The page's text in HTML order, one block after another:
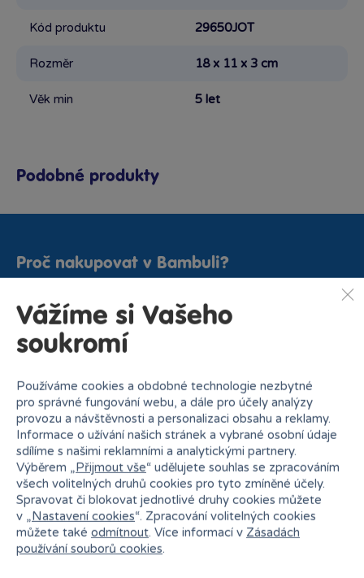
Kód produktu 29650JOT
Rozměr 18 x 11 x 3 cm
Věk min 5 let
Podobné produkty
Proč nakupovat v Bambuli?
Nejširší sortiment na
trhu
27 kamenných prodejen
Doprava zdarma od
Vážíme si Vašeho
soukromí
Používáme cookies a obdobné technologie nezbytné
pro správné fungování webu, a dále pro účely analýzy
provozu a návštěvnosti a personalizaci obsahu a reklamy.
Informace o užívání našich stránek a vybrané osobní údaje
sdílíme s našimi reklamními a analytickými partnery.
Výběrem „Přijmout vše“ udělujete souhlas se zpracováním
všech volitelných druhů cookies pro tyto zmíněné účely.
Spravovat či blokovat jednotlivé druhy cookies můžete
v „Nastavení cookies“. Zpracování volitelných cookies
můžete také odmítnout. Více informací v Zásadách
používání souborů cookies.